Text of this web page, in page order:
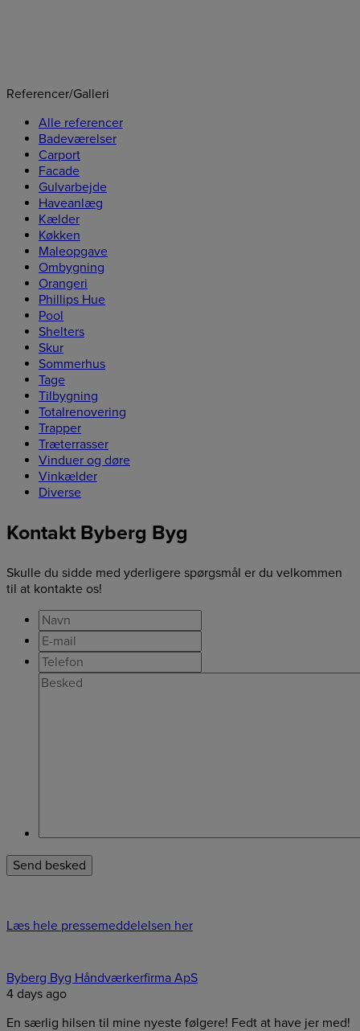
Referencer/Galleri
Alle referencer
Badeværelser
Carport
Facade
Gulvarbejde
Haveanlæg
Kælder
Køkken
Maleopgave
Ombygning
Orangeri
Phillips Hue
Pool
Shelters
Skur
Sommerhus
Tage
Tilbygning
Totalrenovering
Trapper
Træterrasser
Vinduer og døre
Vinkælder
Diverse
Kontakt Byberg Byg
Skulle du sidde med yderligere spørgsmål er du velkommen
til at kontakte os!
Læs hele pressemeddelelsen her
Byberg Byg Håndværkerfirma ApS
4 days ago
En særlig hilsen til mine nyeste følgere! Fedt at have jer med!